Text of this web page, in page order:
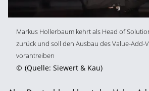
Markus Hollerbaum kehrt als Head of
zurück und soll den Ausbau des Value-Add-
vorantreiben
© (Quelle: Siewert & Kau)